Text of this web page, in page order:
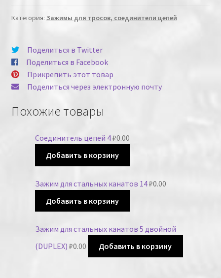
Категория: Зажимы для тросов, соединители цепей
Поделиться в Twitter
Поделиться в Facebook
Прикрепить этот товар
Поделиться через электронную почту
Похожие товары
Соединитель цепей 4₽0.00
Добавить в корзину
Зажим для стальных канатов 14₽0.00
Добавить в корзину
Зажим для стальных канатов 5 двойной
(DUPLEX) ₽0.00 Добавить в корзину